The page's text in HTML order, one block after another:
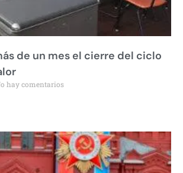
de un mes el cierre del ciclo
hay comentarios